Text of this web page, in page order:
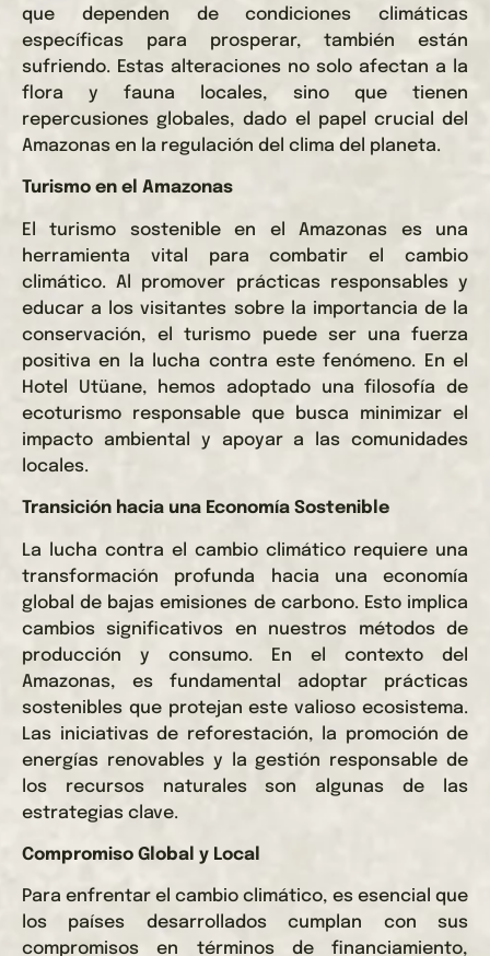
que dependen de condiciones climáticas
específicas para prosperar, también están
sufriendo. Estas alteraciones no solo afectan a la
flora y fauna locales, sino que tienen
repercusiones globales, dado el papel crucial del
Amazonas en la regulación del clima del planeta.
Turismo en el Amazonas
El turismo sostenible en el Amazonas es una
herramienta vital para combatir el cambio
climático. Al promover prácticas responsables y
educar a los visitantes sobre la importancia de la
conservación, el turismo puede ser una fuerza
positiva en la lucha contra este fenómeno. En el
Hotel Utüane, hemos adoptado una filosofía de
ecoturismo responsable que busca minimizar el
impacto ambiental y apoyar a las comunidades
locales.
Transición hacia una Economía Sostenible
La lucha contra el cambio climático requiere una
transformación profunda hacia una economía
global de bajas emisiones de carbono. Esto implica
cambios significativos en nuestros métodos de
producción y consumo. En el contexto del
Amazonas, es fundamental adoptar prácticas
sostenibles que protejan este valioso ecosistema.
Las iniciativas de reforestación, la promoción de
energías renovables y la gestión responsable de
los recursos naturales son algunas de las
estrategias clave.
Compromiso Global y Local
Para enfrentar el cambio climático, es esencial que
los países desarrollados cumplan con sus
compromisos en términos de financiamiento,